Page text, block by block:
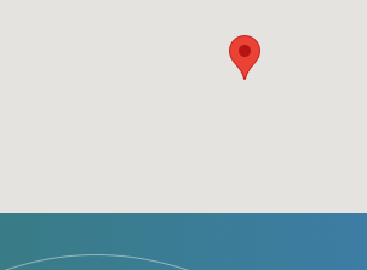
Audífonos recargables